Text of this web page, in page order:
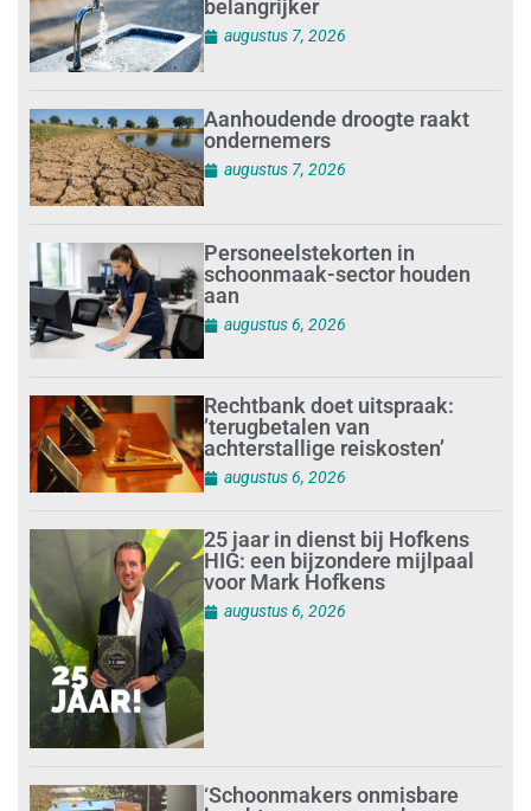
belangrijker
augustus 7, 2026
Aanhoudende droogte raakt
ondernemers
augustus 7, 2026
Personeelstekorten in
schoonmaak-sector houden
aan
augustus 6, 2026
Rechtbank doet uitspraak:
’terugbetalen van
achterstallige reiskosten’
augustus 6, 2026
25 jaar in dienst bij Hofkens
HIG: een bijzondere mijlpaal
voor Mark Hofkens
augustus 6, 2026
‘Schoonmakers onmisbare